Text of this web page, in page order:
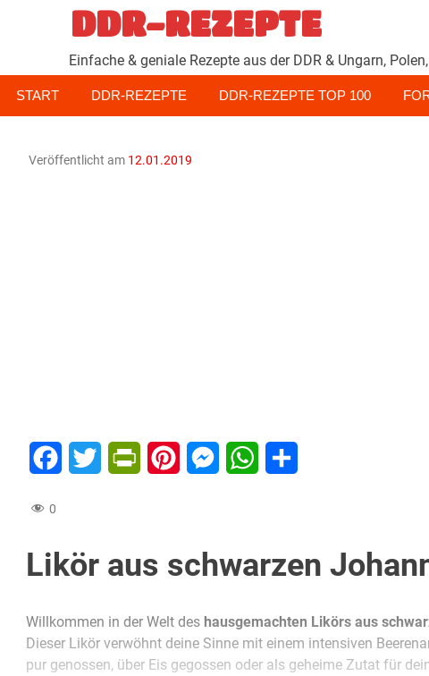
Zum
Inhalt
springen
DDR-REZEPTE
Einfache & geniale Rezepte aus der DDR & Ungarn,
START DDR-REZEPTE DDR-REZEPTE TOP 100
Veröffentlicht am 12.01.2019
FacebookTwitter PrintFriendly
PinterestMessengerWhatsApp
0
Likör aus schwarzen
Willkommen in der Welt des hausgemachten Likörs aus
Dieser Likör verwöhnt deine Sinne mit einem intensiven
pur genossen, über Eis gegossen oder als geheime Zutat für